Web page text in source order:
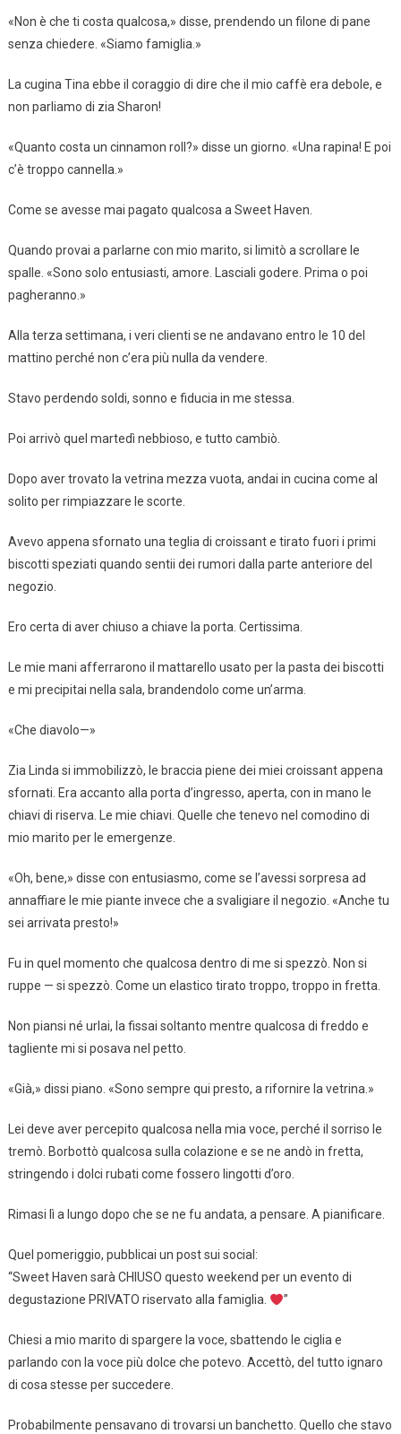
«Non è che ti costa qualcosa,» disse, prendendo un filone di pane
senza chiedere. «Siamo famiglia.»
La cugina Tina ebbe il coraggio di dire che il mio caffè era debole, e
non parliamo di zia Sharon!
«Quanto costa un cinnamon roll?» disse un giorno. «Una rapina! E poi
c’è troppo cannella.»
Come se avesse mai pagato qualcosa a Sweet Haven.
Quando provai a parlarne con mio marito, si limitò a scrollare le
spalle. «Sono solo entusiasti, amore. Lasciali godere. Prima o poi
pagheranno.»
Alla terza settimana, i veri clienti se ne andavano entro le 10 del
mattino perché non c’era più nulla da vendere.
Stavo perdendo soldi, sonno e fiducia in me stessa.
Poi arrivò quel martedì nebbioso, e tutto cambiò.
Dopo aver trovato la vetrina mezza vuota, andai in cucina come al
solito per rimpiazzare le scorte.
Avevo appena sfornato una teglia di croissant e tirato fuori i primi
biscotti speziati quando sentii dei rumori dalla parte anteriore del
negozio.
Ero certa di aver chiuso a chiave la porta. Certissima.
Le mie mani afferrarono il mattarello usato per la pasta dei biscotti
e mi precipitai nella sala, brandendolo come un’arma.
«Che diavolo—»
Zia Linda si immobilizzò, le braccia piene dei miei croissant appena
sfornati. Era accanto alla porta d’ingresso, aperta, con in mano le
chiavi di riserva. Le mie chiavi. Quelle che tenevo nel comodino di
mio marito per le emergenze.
«Oh, bene,» disse con entusiasmo, come se l’avessi sorpresa ad
annaffiare le mie piante invece che a svaligiare il negozio. «Anche tu
sei arrivata presto!»
Fu in quel momento che qualcosa dentro di me si spezzò. Non si
ruppe — si spezzò. Come un elastico tirato troppo, troppo in fretta.
Non piansi né urlai, la fissai soltanto mentre qualcosa di freddo e
tagliente mi si posava nel petto.
«Già,» dissi piano. «Sono sempre qui presto, a rifornire la vetrina.»
Lei deve aver percepito qualcosa nella mia voce, perché il sorriso le
tremò. Borbottò qualcosa sulla colazione e se ne andò in fretta,
stringendo i dolci rubati come fossero lingotti d’oro.
Rimasi lì a lungo dopo che se ne fu andata, a pensare. A pianificare.
Quel pomeriggio, pubblicai un post sui social:
“Sweet Haven sarà CHIUSO questo weekend per un evento di
degustazione PRIVATO riservato alla famiglia.
”
Chiesi a mio marito di spargere la voce, sbattendo le ciglia e
parlando con la voce più dolce che potevo. Accettò, del tutto ignaro
di cosa stesse per succedere.
Probabilmente pensavano di trovarsi un banchetto. Quello che stavo